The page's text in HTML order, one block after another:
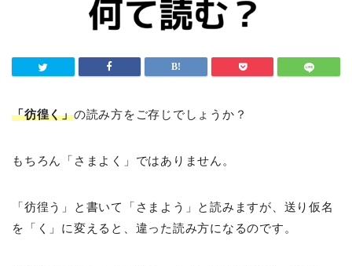
「彷徨く」の読み方をご存じでしょうか？
もちろん「さまよく」ではありません。
「彷徨う」と書いて「さまよう」と読みますが、送り仮名
を「く」に変えると、違った読み方になるのです。